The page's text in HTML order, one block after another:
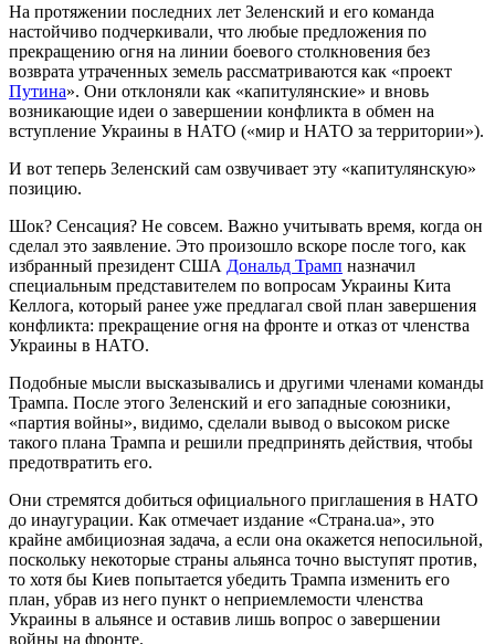
На протяжении последних лет Зеленский и его команда
настойчиво подчеркивали, что любые предложения по
прекращению огня на линии боевого столкновения без
возврата утраченных земель рассматриваются как «проект
Путина». Они отклоняли как «капитулянские» и вновь
возникающие идеи о завершении конфликта в обмен на
вступление Украины в НАТО («мир и НАТО за территории»).
И вот теперь Зеленский сам озвучивает эту «капитулянскую»
позицию.
Шок? Сенсация? Не совсем. Важно учитывать время, когда он
сделал это заявление. Это произошло вскоре после того, как
избранный президент США Дональд Трамп назначил
специальным представителем по вопросам Украины Кита
Келлога, который ранее уже предлагал свой план завершения
конфликта: прекращение огня на фронте и отказ от членства
Украины в НАТО.
Подобные мысли высказывались и другими членами команды
Трампа. После этого Зеленский и его западные союзники,
«партия войны», видимо, сделали вывод о высоком риске
такого плана Трампа и решили предпринять действия, чтобы
предотвратить его.
Они стремятся добиться официального приглашения в НАТО
до инаугурации. Как отмечает издание «Страна.ua», это
крайне амбициозная задача, а если она окажется непосильной,
поскольку некоторые страны альянса точно выступят против,
то хотя бы Киев попытается убедить Трампа изменить его
план, убрав из него пункт о неприемлемости членства
Украины в альянсе и оставив лишь вопрос о завершении
войны на фронте.